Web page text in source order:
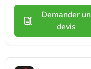
Demander un
devis